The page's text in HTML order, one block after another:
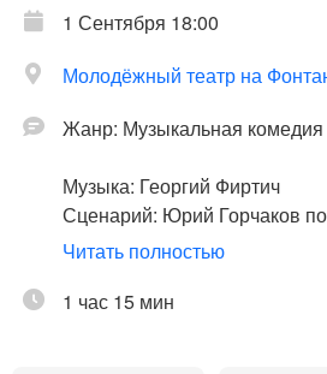
1 Сентября 18:00
Молодёжный театр на
Жанр: Музыкальная комедия
Музыка: Георгий Фиртич
Сценарий: Юрий Горчаков
одноименного произведения
Сценография: Дмитрий
Читать полностью
1 час 15 мин